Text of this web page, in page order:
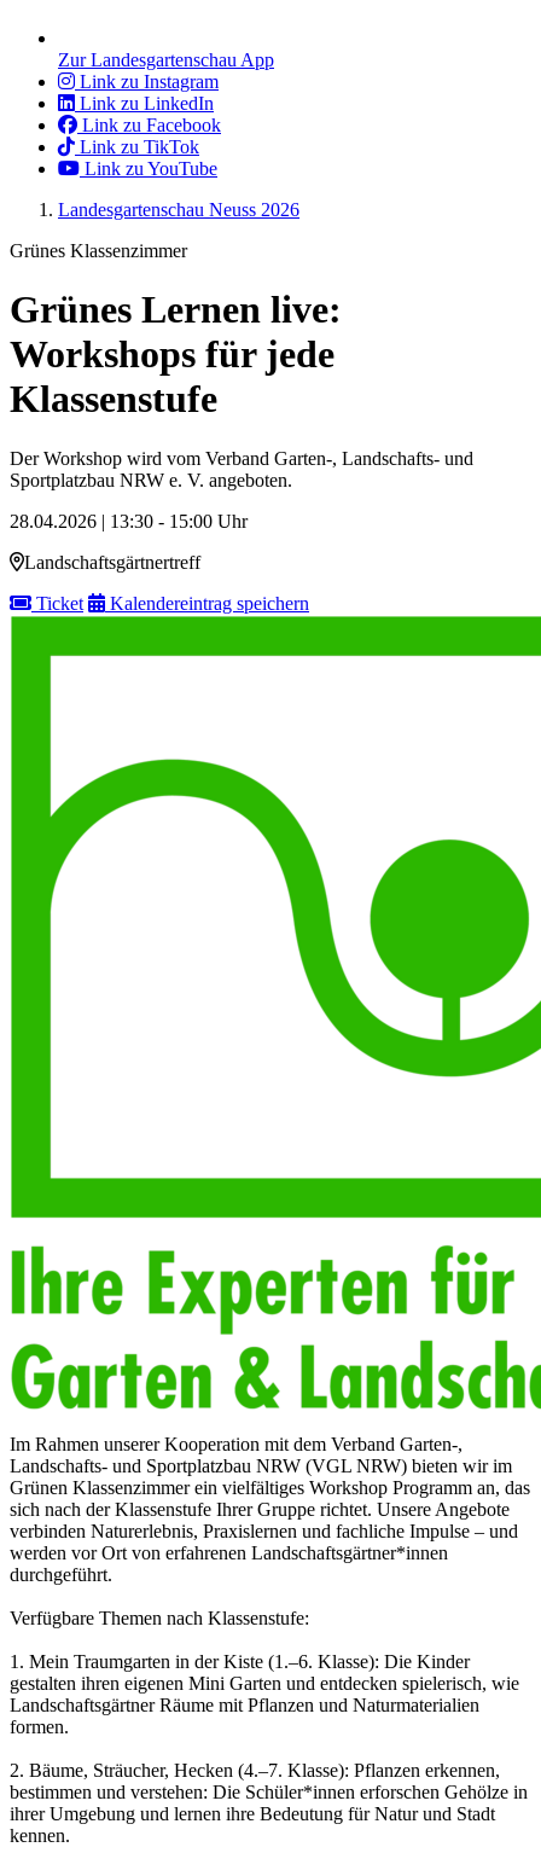
Zur Landesgartenschau App
Link zu Instagram
Link zu LinkedIn
Link zu Facebook
Link zu TikTok
Link zu YouTube
Landesgartenschau Neuss 2026
Grünes Klassenzimmer
Grünes Lernen live:
Workshops für jede
Klassenstufe
Der Workshop wird vom Verband Garten-, Landschafts- und
Sportplatzbau NRW e. V. angeboten.
28.04.2026 | 13:30 - 15:00 Uhr
Landschaftsgärtnertreff
Ticket
Kalendereintrag speichern
Im Rahmen unserer Kooperation mit dem Verband Garten-,
Landschafts- und Sportplatzbau NRW (VGL NRW) bieten wir im
Grünen Klassenzimmer ein vielfältiges Workshop Programm an, das
sich nach der Klassenstufe Ihrer Gruppe richtet. Unsere Angebote
verbinden Naturerlebnis, Praxislernen und fachliche Impulse – und
werden vor Ort von erfahrenen Landschaftsgärtner*innen
durchgeführt.
Verfügbare Themen nach Klassenstufe:
1. Mein Traumgarten in der Kiste (1.–6. Klasse): Die Kinder
gestalten ihren eigenen Mini Garten und entdecken spielerisch, wie
Landschaftsgärtner Räume mit Pflanzen und Naturmaterialien
formen.
2. Bäume, Sträucher, Hecken (4.–7. Klasse): Pflanzen erkennen,
bestimmen und verstehen: Die Schüler*innen erforschen Gehölze in
ihrer Umgebung und lernen ihre Bedeutung für Natur und Stadt
kennen.